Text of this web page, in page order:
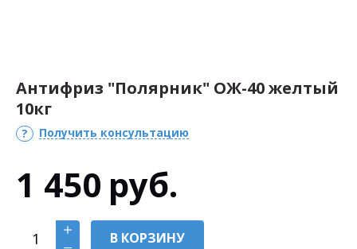
Антифриз "Полярник" ОЖ-40 желтый
10кг
Получить консультацию
1 450 руб.
В КОРЗИНУ